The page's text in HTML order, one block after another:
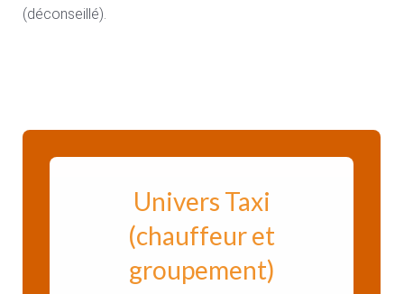
(déconseillé).
Univers Taxi
(chauffeur et
groupement)